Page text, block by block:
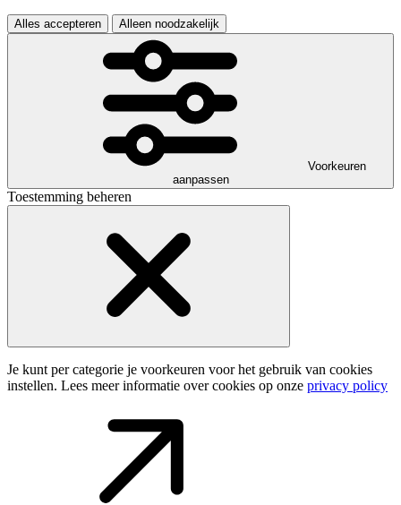
Alles accepteren Alleen noodzakelijk
Voorkeuren
aanpassen
Toestemming beheren
Je kunt per categorie je voorkeuren voor het gebruik van cookies
instellen. Lees meer informatie over cookies op onze privacy policy